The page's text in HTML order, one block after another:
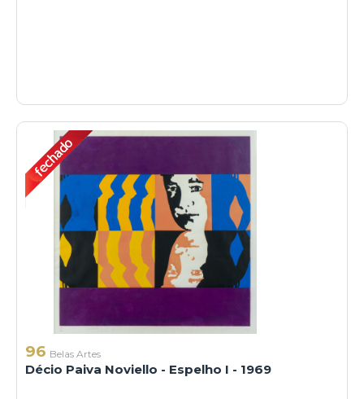
96 Belas Artes
Décio Paiva Noviello - Espelho I - 1969